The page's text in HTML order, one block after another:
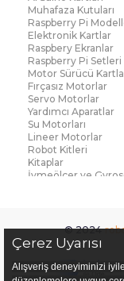
Muhafaza Kutuları
Raspberry Pi
Elektronik Kartlar
Raspbery Ekranlar
Raspberry Pi Setleri
Motor Sürücü
Fırçasız Motorlar
Servo Motorlar
Yardımcı Aparatlar
Su Motorları
Lineer Motorlar
Robot Kitleri
Kitaplar
İvmeölçer ve
Voltaj ve Akım
Basınç ve Kuvvet
Manyetik ve Hall
Mesafe, Çizgi ve
Ateş Algılayıcı
© 2024
Çerez Uyarısı
Alışveriş deneyiminizi